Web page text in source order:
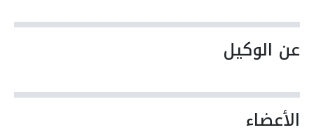
عن الوكيل
الأعضاء